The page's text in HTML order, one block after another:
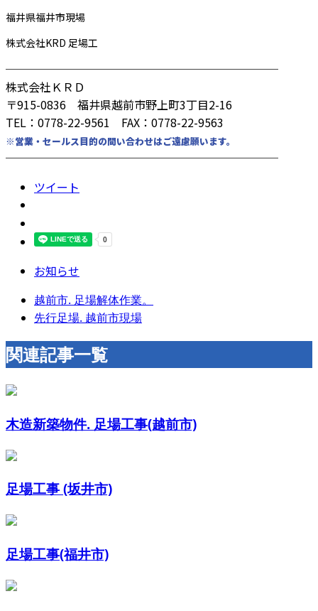
福井県福井市現場
株式会社KRD 足場工
────────────────────────
株式会社ＫＲＤ
〒915-0836 福井県越前市野上町3丁目2-16
TEL：0778-22-9561 FAX：0778-22-9563
※営業・セールス目的の問い合わせはご遠慮願います。
────────────────────────
ツイート
お知らせ
越前市. 足場解体作業。
先行足場. 越前市現場
関連記事一覧
木造新築物件. 足場工事(越前市)
足場工事 (坂井市)
足場工事(福井市)